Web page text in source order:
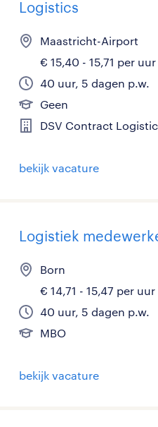
Logistics
Maastricht-Airport
€ 15,40 - 15,71 per uur
40 uur, 5 dagen p.w.
Geen
DSV Contract
bekijk vacature
Logistiek
Born
€ 14,71 - 15,47 per uur
40 uur, 5 dagen p.w.
MBO
bekijk vacature